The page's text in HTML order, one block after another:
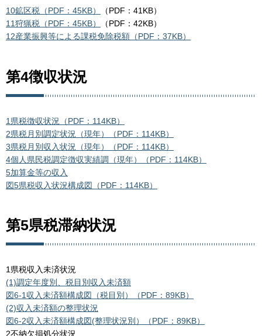
10鉱区税（PDF：45KB）
（PDF：41KB）
11狩猟税（PDF：45KB）
（PDF：42KB）
12産業振興等による課税免除税額（PDF：37KB）
第4徴収状況
1県税徴収状況（PDF：114KB）
2県税月別調定状況（現年）（PDF：114KB）
3県税月別収入状況（現年）（PDF：114KB）
4個人県民税調定徴収実績調（現年）（PDF：114KB）
5加算金等の収入
図5県税収入状況構成図（PDF：114KB）
第5県税滞納状況
1県税収入未済状況
(1)調定年度別、税目別収入未済額
図6-1収入未済額構成図（税目別）（PDF：89KB）
(2)収入未済額の整理状況
図6-2収入未済額構成図(整理状況別）（PDF：89KB）
2不納欠損処分状況